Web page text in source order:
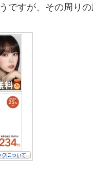
ですが、その周り